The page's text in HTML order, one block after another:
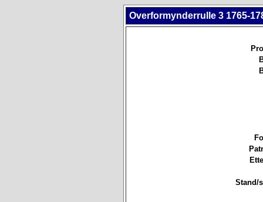
Overformynderrulle 3 1765-
Stand/